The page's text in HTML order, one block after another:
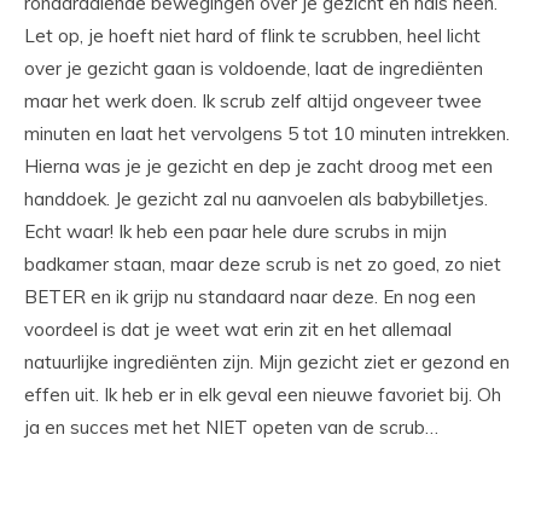
Let op, je hoeft niet hard of flink te scrubben, heel licht
over je gezicht gaan is voldoende, laat de ingrediënten
maar het werk doen. Ik scrub zelf altijd ongeveer twee
minuten en laat het vervolgens 5 tot 10 minuten intrekken.
Hierna was je je gezicht en dep je zacht droog met een
handdoek. Je gezicht zal nu aanvoelen als babybilletjes.
Echt waar! Ik heb een paar hele dure scrubs in mijn
badkamer staan, maar deze scrub is net zo goed, zo niet
BETER en ik grijp nu standaard naar deze. En nog een
voordeel is dat je weet wat erin zit en het allemaal
natuurlijke ingrediënten zijn. Mijn gezicht ziet er gezond en
effen uit. Ik heb er in elk geval een nieuwe favoriet bij. Oh
ja en succes met het NIET opeten van de scrub…